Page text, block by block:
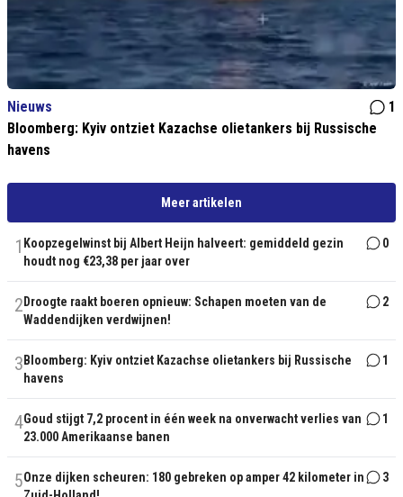
Nieuws
1
Bloomberg: Kyiv ontziet Kazachse olietankers bij Russische
havens
Meer artikelen
1 Koopzegelwinst bij Albert Heijn halveert: gemiddeld gezin
houdt nog €23,38 per jaar over
0
2 Droogte raakt boeren opnieuw: Schapen moeten van de
Waddendijken verdwijnen!
2
3 Bloomberg: Kyiv ontziet Kazachse olietankers bij Russische
havens
1
4Goud stijgt 7,2 procent in één week na onverwacht verlies van
23.000 Amerikaanse banen
1
5Onze dijken scheuren: 180 gebreken op amper 42 kilometer in
3